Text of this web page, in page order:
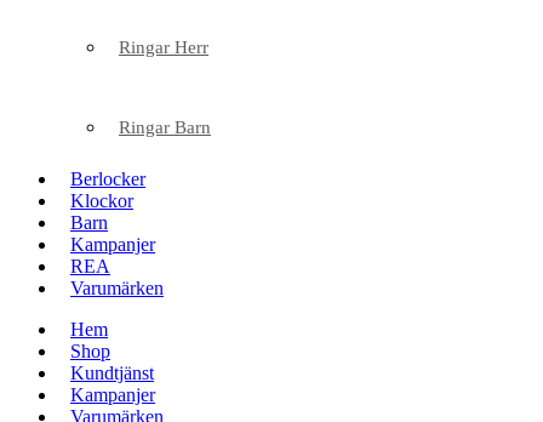
Ringar Herr
Ringar Barn
Berlocker
Klockor
Barn
Kampanjer
REA
Varumärken
Hem
Shop
Kundtjänst
Kampanjer
Varumärken